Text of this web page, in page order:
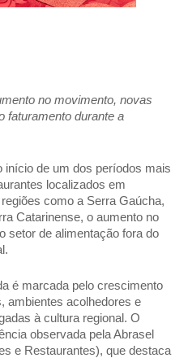
no movimento, novas
faturamento durante a
início de um dos períodos mais
localizados em
como a Serra Gaúcha,
Catarinense, o aumento no
setor de alimentação fora do
é marcada pelo crescimento
ambientes acolhedores e
à cultura regional. O
observada pela Abrasel
e Restaurantes), que destaca